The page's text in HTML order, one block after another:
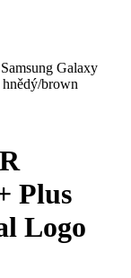
Galaxy
brown
Plus
Logo